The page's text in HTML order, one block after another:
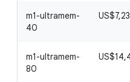
m1-ultramem-
40
m1-ultramem-
80